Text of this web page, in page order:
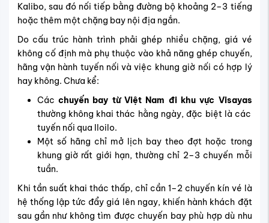
Kalibo, sau đó nối tiếp bằng đường bộ khoảng 2–3 tiếng
hoặc thêm một chặng bay nội địa ngắn.
Do cấu trúc hành trình phải ghép nhiều chặng, giá vé
không cố định mà phụ thuộc vào khả năng ghép chuyến,
hãng vận hành tuyến nối và việc khung giờ nối có hợp lý
hay không. Chưa kể:
Các chuyến bay từ Việt Nam đi khu vực Visayas
thường không khai thác hằng ngày, đặc biệt là các
tuyến nối qua Iloilo.
Một số hãng chỉ mở lịch bay theo đợt hoặc trong
khung giờ rất giới hạn, thường chỉ 2–3 chuyến mỗi
tuần.
Khi tần suất khai thác thấp, chỉ cần 1–2 chuyến kín vé là
hệ thống lập tức đẩy giá lên ngay, khiến hành khách đặt
sau gần như không tìm được chuyến bay phù hợp dù nhu